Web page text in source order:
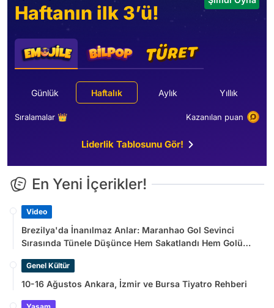
Haftanın ilk 3’ü!
Günlük Haftalık Aylık Yıllık
Sıralamalar 👑 Kazanılan puan
Liderlik Tablosunu Gör!
En Yeni İçerikler!
Video
Brezilya'da İnanılmaz Anlar: Maranhao Gol Sevinci
Sırasında Tünele Düşünce Hem Sakatlandı Hem Golü
Genel Kültür
10-16 Ağustos Ankara, İzmir ve Bursa Tiyatro Rehberi